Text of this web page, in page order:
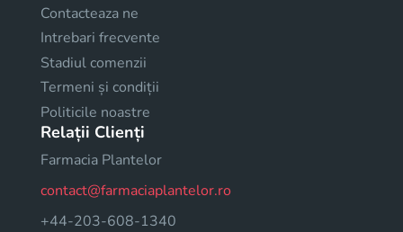
Contacteaza ne
Intrebari frecvente
Stadiul comenzii
Termeni și condiții
Politicile noastre
Relații Clienți
Farmacia Plantelor
contact@farmaciaplantelor.ro
+44-203-608-1340